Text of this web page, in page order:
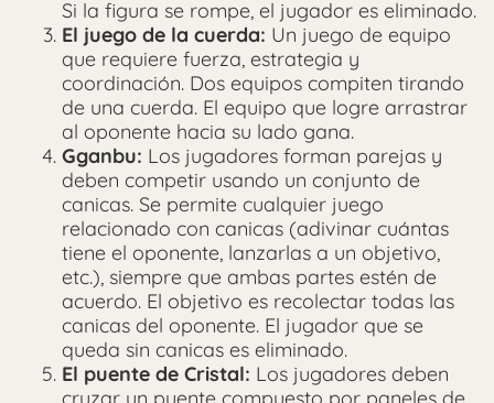
Si la figura se rompe, el jugador es eliminado.
El juego de la cuerda: Un juego de equipo
que requiere fuerza, estrategia y
coordinación. Dos equipos compiten tirando
de una cuerda. El equipo que logre arrastrar
al oponente hacia su lado gana.
Gganbu: Los jugadores forman parejas y
deben competir usando un conjunto de
canicas. Se permite cualquier juego
relacionado con canicas (adivinar cuántas
tiene el oponente, lanzarlas a un objetivo,
etc.), siempre que ambas partes estén de
acuerdo. El objetivo es recolectar todas las
canicas del oponente. El jugador que se
queda sin canicas es eliminado.
El puente de Cristal: Los jugadores deben